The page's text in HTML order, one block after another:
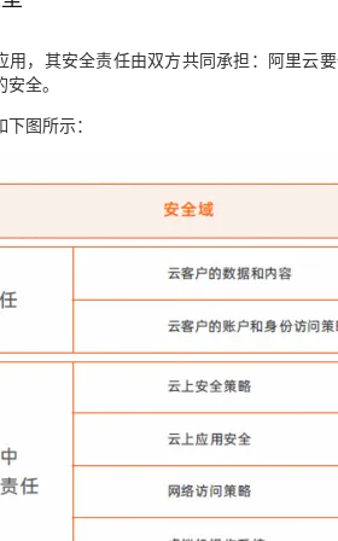
用，其安全责任由双方共同承担：阿里云
全。
图所示：